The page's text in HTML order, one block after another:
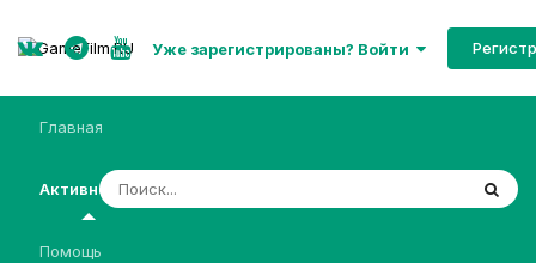
Уже зарегистрированы? Войти
Главная
Активность
Помощь